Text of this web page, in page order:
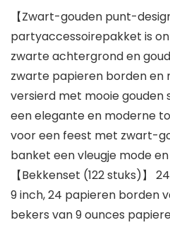
【Zwart-gouden punt-
partyaccessoirepakket is
zwarte achtergrond en
zwarte papieren borden en
versierd met mooie gouden
een elegante en moderne
voor een feest met zwart-
banket een vleugje mode
【Bekkenset (122 stuks)】
9 inch, 24 papieren borden
bekers van 9 ounces